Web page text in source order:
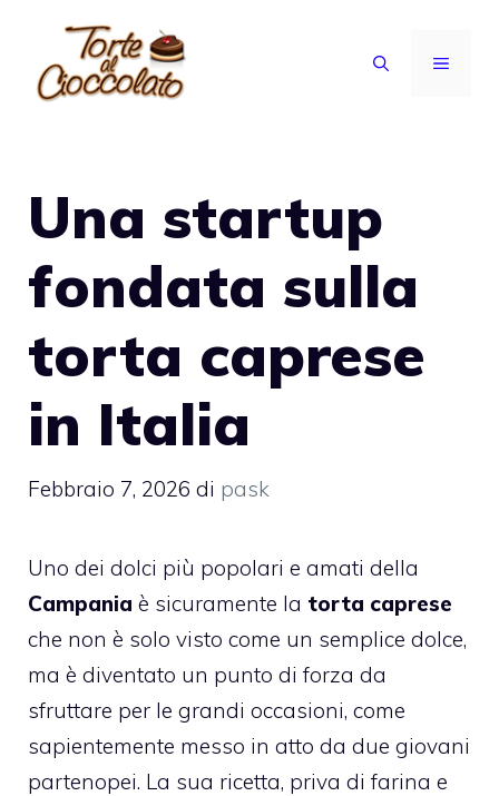
contenuto
MENU
Una startup
fondata sulla
torta caprese
in Italia
Febbraio 7, 2026 di pask
Uno dei dolci più popolari e amati della
Campania è sicuramente la torta caprese
che non è solo visto come un semplice dolce,
ma è diventato un punto di forza da
sfruttare per le grandi occasioni, come
sapientemente messo in atto da due giovani
partenopei. La sua ricetta, priva di farina e